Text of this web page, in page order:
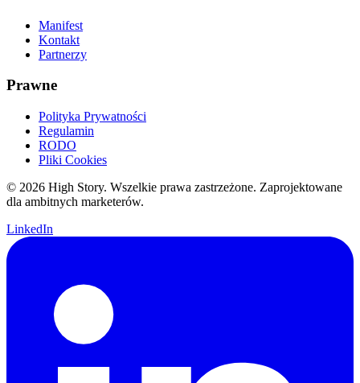
Manifest
Kontakt
Partnerzy
Prawne
Polityka Prywatności
Regulamin
RODO
Pliki Cookies
© 2026 High Story. Wszelkie prawa zastrzeżone. Zaprojektowane
dla ambitnych marketerów.
LinkedIn